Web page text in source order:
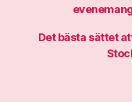
Det bästa sättet